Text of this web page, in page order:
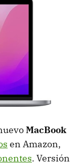
MacBook
en Amazon,
. Versión